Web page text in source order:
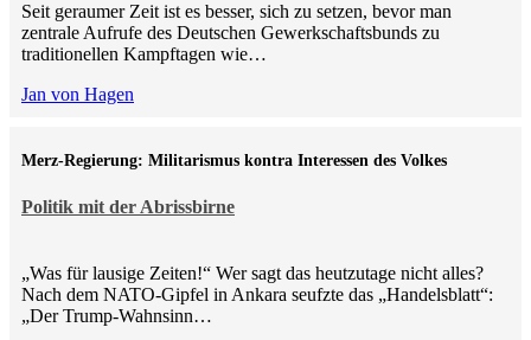
Seit geraumer Zeit ist es besser, sich zu setzen, bevor man
zentrale Aufrufe des Deutschen Gewerkschaftsbunds zu
traditionellen Kampftagen wie…
Jan von Hagen
Politik mit der Abrissbirne
Merz-Regierung: Militarismus kontra Inte­ressen des Volkes
„Was für lausige Zeiten!“ Wer sagt das heutzutage nicht alles?
Nach dem NATO-Gipfel in Ankara seufzte das „Handelsblatt“:
„Der Trump-Wahnsinn…